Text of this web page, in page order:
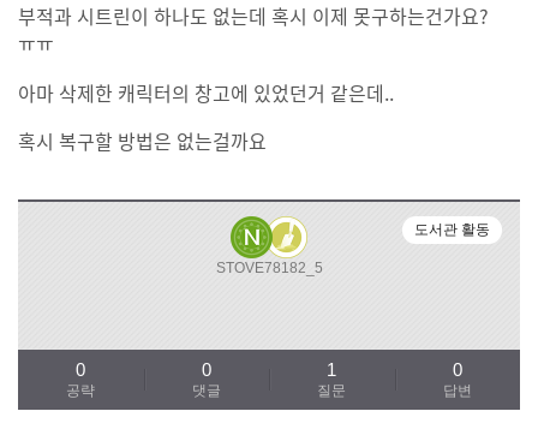
부적과 시트린이 하나도 없는데 혹시 이제 못구하는건가요?
ㅠㅠ
아마 삭제한 캐릭터의 창고에 있었던거 같은데..
혹시 복구할 방법은 없는걸까요
STOVE78182_5
도서관 활동
공략
0
댓글
0
질문
1
답변
0